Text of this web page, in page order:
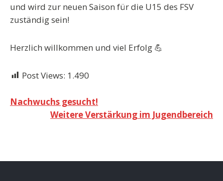
und wird zur neuen Saison für die U15 des FSV
zuständig sein!
Herzlich willkommen und viel Erfolg 💪
Post Views: 1.490
Beitragsnavigation
Nachwuchs gesucht!
Weitere Verstärkung im Jugendbereich